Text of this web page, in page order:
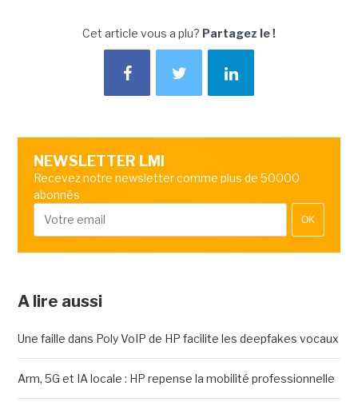
Cet article vous a plu? Partagez le !
NEWSLETTER LMI
Recevez notre newsletter comme plus de 50000
abonnés
OK
A lire aussi
Une faille dans Poly VoIP de HP facilite les deepfakes vocaux
Arm, 5G et IA locale : HP repense la mobilité professionnelle